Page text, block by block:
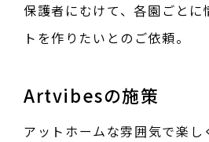
保護者にむけて、各園ごとに
トを作りたいとのご依頼。
Artvibesの施策
アットホームな雰囲気で楽し